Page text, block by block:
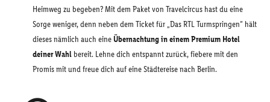
Heimweg zu begeben? Mit dem Paket von Travelcircus hast du eine
Sorge weniger, denn neben dem Ticket für „Das RTL Turmspringen” hält
dieses nämlich auch eine Übernachtung in einem Premium Hotel
deiner Wahl bereit. Lehne dich entspannt zurück, fiebere mit den
Promis mit und freue dich auf eine Städtereise nach Berlin.